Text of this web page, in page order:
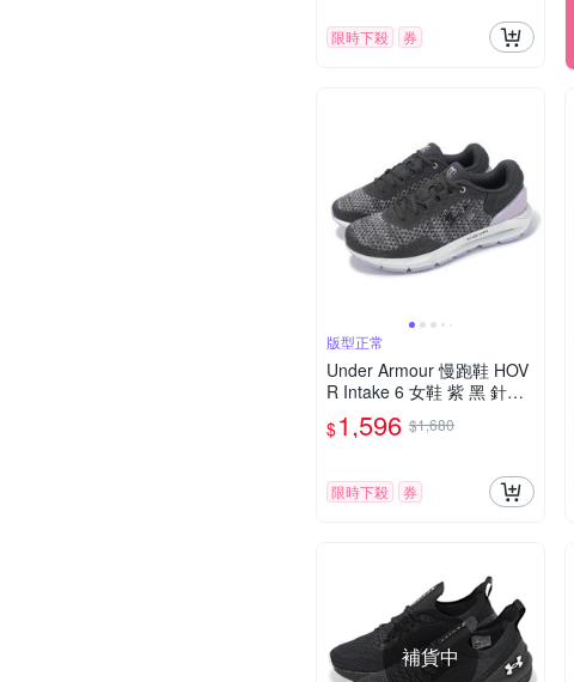
限時下殺 券
版型正常
Under Armour 慢跑鞋 HOV
R Intake 6 女鞋 紫 黑 針織
緩震 運動鞋 UA 302614110
2
$1,596 $1,680
限時下殺 券
補貨中